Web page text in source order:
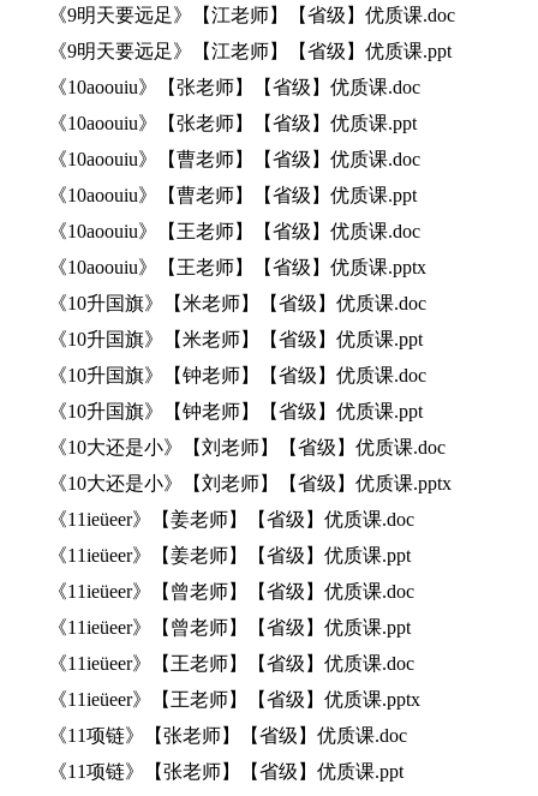
《9明天要远足》【江老师】【省级】优质课.doc
《9明天要远足》【江老师】【省级】优质课.ppt
《10aoouiu》【张老师】【省级】优质课.doc
《10aoouiu》【张老师】【省级】优质课.ppt
《10aoouiu》【曹老师】【省级】优质课.doc
《10aoouiu》【曹老师】【省级】优质课.ppt
《10aoouiu》【王老师】【省级】优质课.doc
《10aoouiu》【王老师】【省级】优质课.pptx
《10升国旗》【米老师】【省级】优质课.doc
《10升国旗》【米老师】【省级】优质课.ppt
《10升国旗》【钟老师】【省级】优质课.doc
《10升国旗》【钟老师】【省级】优质课.ppt
《10大还是小》【刘老师】【省级】优质课.doc
《10大还是小》【刘老师】【省级】优质课.pptx
《11ieüeer》【姜老师】【省级】优质课.doc
《11ieüeer》【姜老师】【省级】优质课.ppt
《11ieüeer》【曾老师】【省级】优质课.doc
《11ieüeer》【曾老师】【省级】优质课.ppt
《11ieüeer》【王老师】【省级】优质课.doc
《11ieüeer》【王老师】【省级】优质课.pptx
《11项链》【张老师】【省级】优质课.doc
《11项链》【张老师】【省级】优质课.ppt